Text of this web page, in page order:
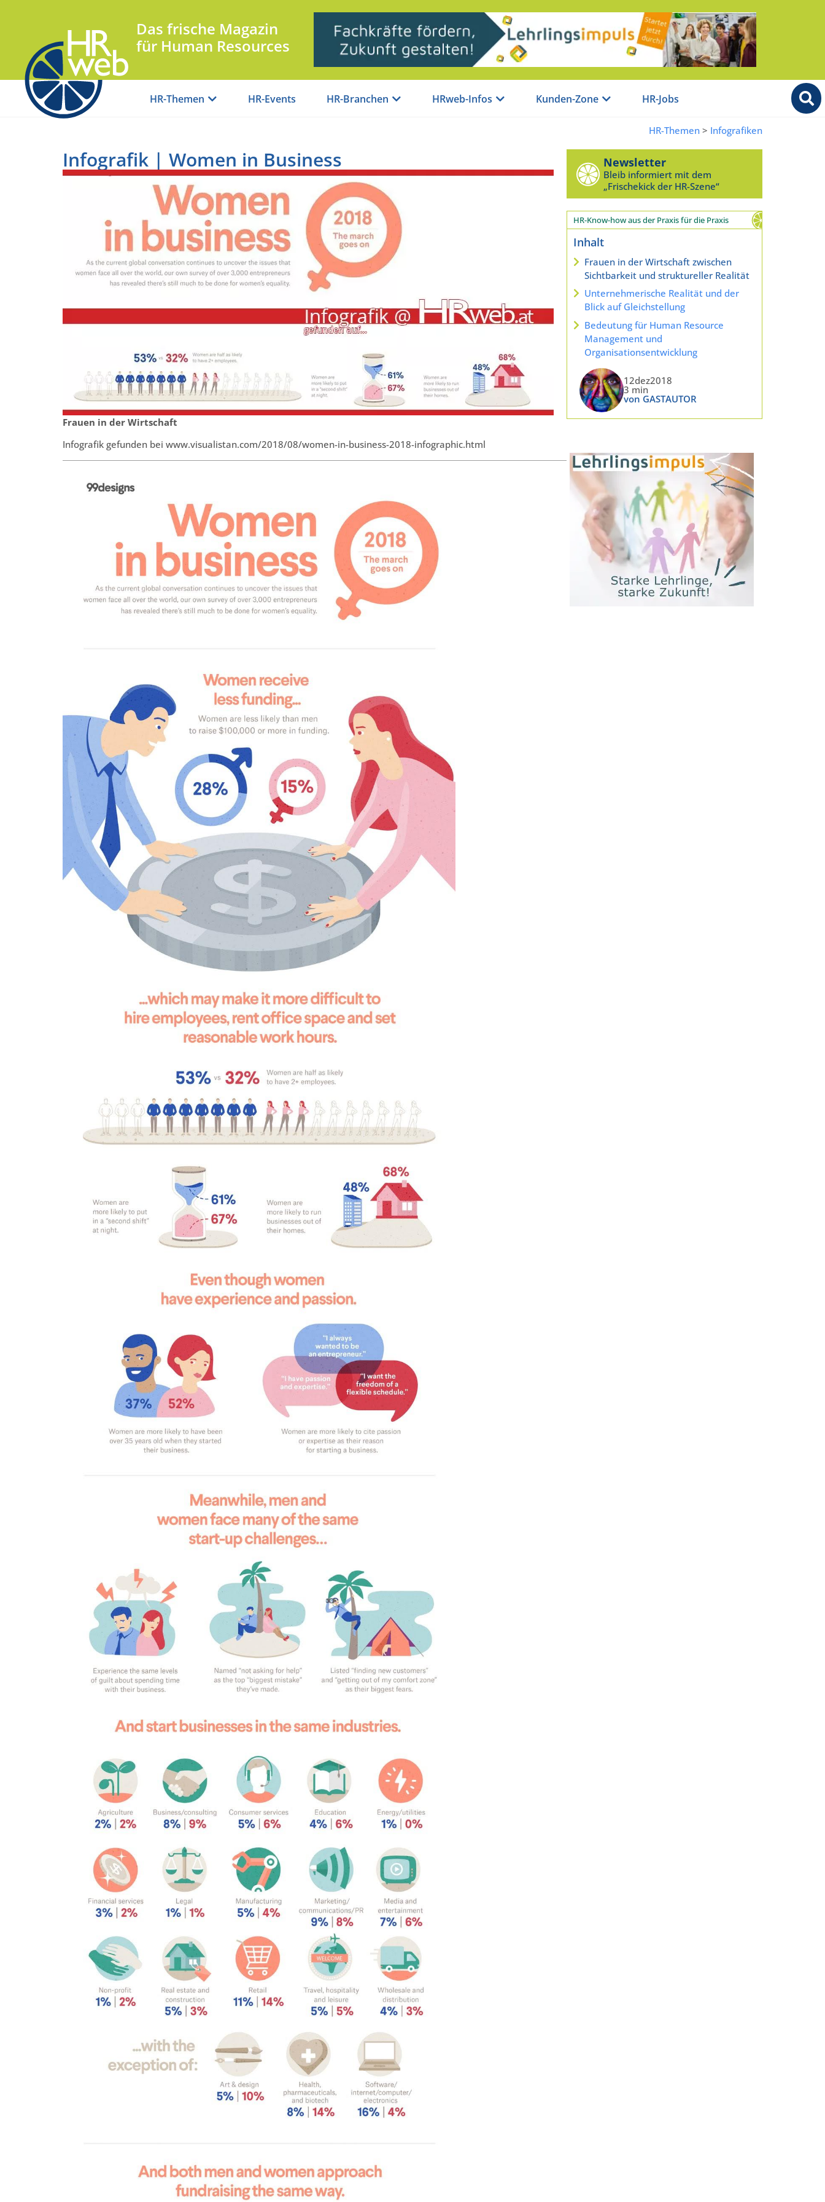
Das frische Magazin
für Human Resources
HR-Themen HR-Events HR-Branchen HRweb-Infos Kunden-Zone HR-Jobs
HR-Themen > Infografiken
Infografik | Women in Business
Frauen in der Wirtschaft
Infografik gefunden bei www.visualistan.com/2018/08/women-in-business-2018-infographic.html
Newsletter
Bleib informiert mit dem
„Frischekick der HR-Szene“
HR-Know-how aus der Praxis für die Praxis
Inhalt
Frauen in der Wirtschaft zwischen
Sichtbarkeit und struktureller Realität
Unternehmerische Realität und der
Blick auf Gleichstellung
Bedeutung für Human Resource
Management und
Organisationsentwicklung
12dez2018
3 min
von GASTAUTOR